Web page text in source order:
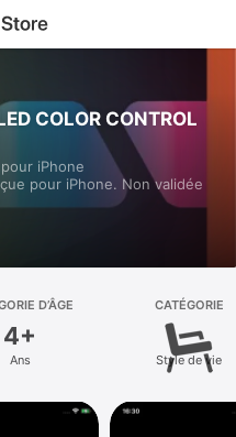
COLOR CONTROL
iPhone
pour iPhone. Non validée
D’ÂGE
4+
Ans
CATÉGORIE
Style de vie